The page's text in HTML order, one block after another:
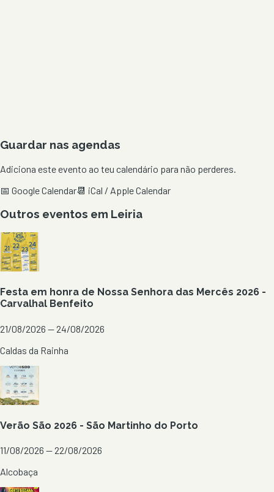
Guardar nas agendas
Adiciona este evento ao teu calendário para não perderes.
📅 Google Calendar📆 iCal / Apple Calendar
Outros eventos em Leiria
Festa em honra de Nossa Senhora das Mercês 2026 -
Carvalhal Benfeito
21/08/2026 — 24/08/2026
Caldas da Rainha
Verão São 2026 - São Martinho do Porto
11/08/2026 — 22/08/2026
Alcobaça